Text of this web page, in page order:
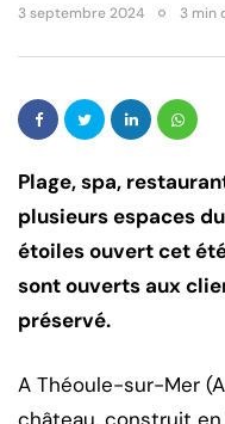
3 septembre 2024 3 min
Plage, spa,
plusieurs espaces
étoiles ouvert cet
sont ouverts aux
préservé.
A Théoule-sur-Mer